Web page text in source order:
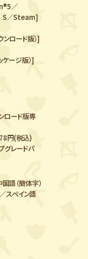
／
S／Steam]
ロード版）]
ージ版）]
ロード版専
円(税込)
レードパ
語（簡体字）
スペイン語